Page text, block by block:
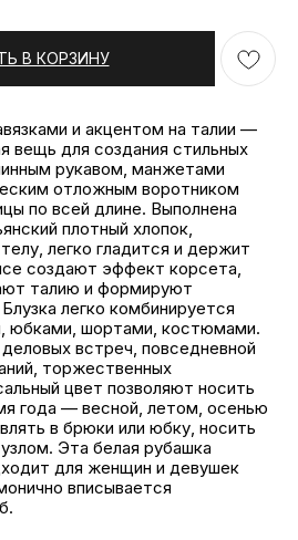
В КОРЗИНУ
и акцентом на талии —
вещь для создания стильных
рукавом, манжетами
отложным воротником
по всей длине. Выполнена
плотный хлопок,
легко гладится и держит
создают эффект корсета,
талию и формируют
легко комбинируется
юбками, шортами, костюмами.
встреч, повседневной
торжественных
цвет позволяют носить
года — весной, летом, осенью
в брюки или юбку, носить
Эта белая рубашка
для женщин и девушек
вписывается